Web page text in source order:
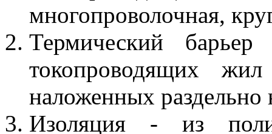
многопроволочная,
Термический
токопроводящих
наложенных
Изоляция - из